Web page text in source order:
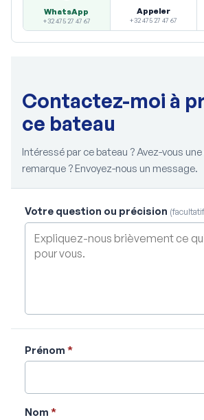
WhatsApp
+32 475 27 47 67
Appeler
+32 475 27 47 67
Contactez-moi à
ce bateau
Intéressé par ce bateau ? Avez-vous
remarque ? Envoyez-nous un message.
Votre question ou précision
Prénom *
Nom *